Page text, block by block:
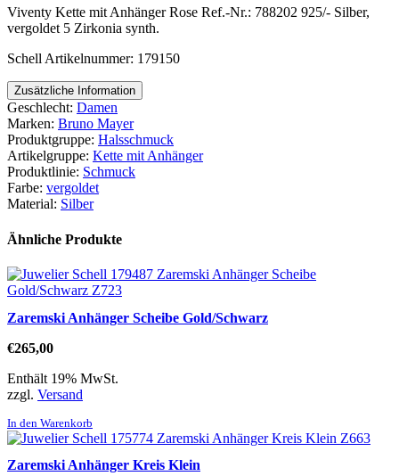
Viventy Kette mit Anhänger Rose Ref.-Nr.: 788202 925/- Silber,
vergoldet 5 Zirkonia synth.
Schell Artikelnummer: 179150
Zusätzliche Information
Geschlecht: Damen
Marken: Bruno Mayer
Produktgruppe: Halsschmuck
Artikelgruppe: Kette mit Anhänger
Produktlinie: Schmuck
Farbe: vergoldet
Material: Silber
Ähnliche Produkte
Zaremski Anhänger Scheibe Gold/Schwarz
€265,00
Enthält 19% MwSt.
zzgl. Versand
In den Warenkorb
Zaremski Anhänger Kreis Klein